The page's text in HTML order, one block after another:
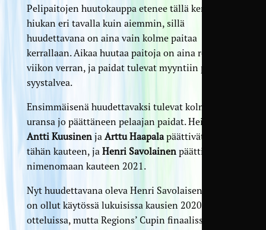
Pelipaitojen huutokauppa etenee tällä kertaa
hiukan eri tavalla kuin aiemmin, sillä
huudettavana on aina vain kolme paitaa
kerrallaan. Aikaa huutaa paitoja on aina reilun
viikon verran, ja paidat tulevat myyntiin pitkin
syystalvea.
Ensimmäisenä huudettavaksi tulevat kolmen
uransa jo päättäneen pelaajan paidat. Heistä
Antti Kuusinenja Arttu Haapalapäättivät pelinsä
tähän kauteen, ja Henri Savolainenpäätti
nimenomaan kauteen 2021.
Nyt huudettavana oleva Henri Savolaisen paita
on ollut käytössä lukuisissa kausien 2020–2021
otteluissa, mutta Regions’ Cupin finaalissa